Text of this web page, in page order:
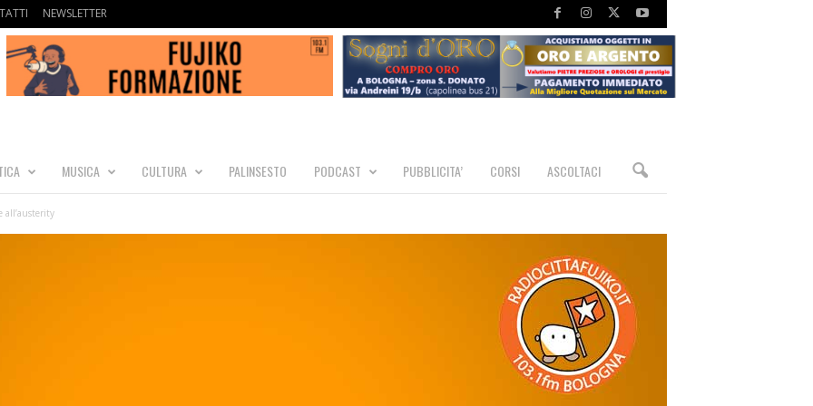
NEWSLETTER
MUSICA CULTURA PALINSESTO PODCAST PUBBLICITA’ CORSI ASCOLTACI
all’austerity